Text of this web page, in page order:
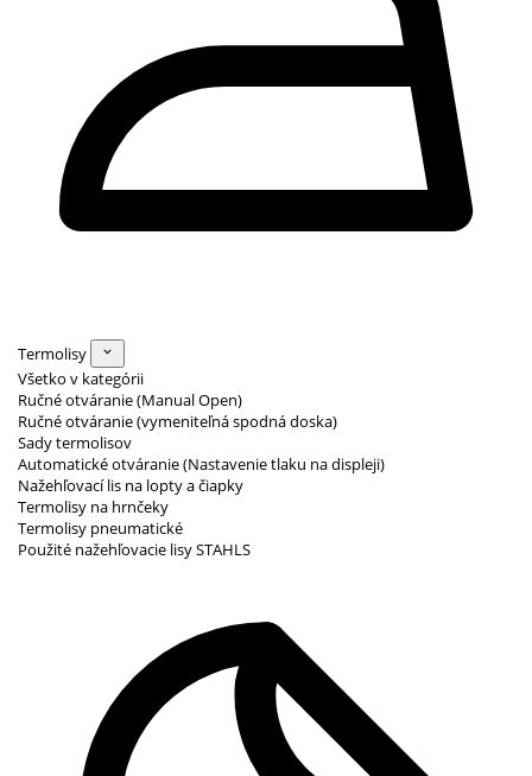
Termolisy
Všetko v kategórii
Ručné otváranie (Manual Open)
Ručné otváranie (vymeniteľná spodná doska)
Sady termolisov
Automatické otváranie (Nastavenie tlaku na displeji)
Nažehľovací lis na lopty a čiapky
Termolisy na hrnčeky
Termolisy pneumatické
Použité nažehľovacie lisy STAHLS